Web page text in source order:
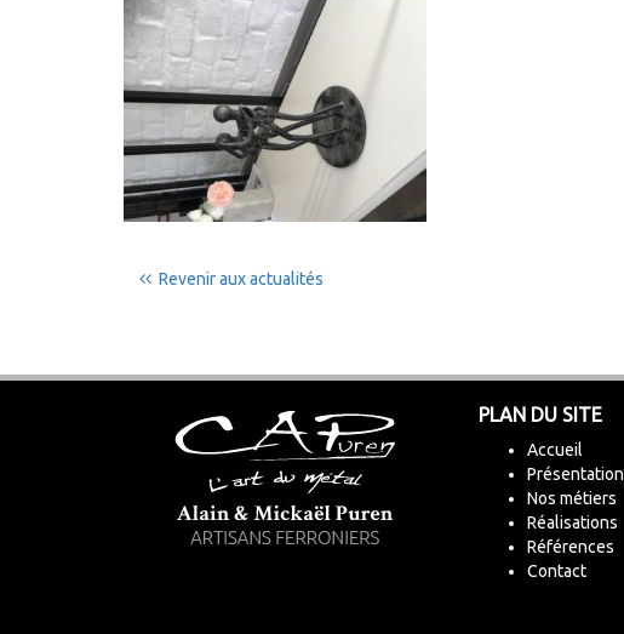
Revenir aux actualités
PLAN DU SITE
Accueil
Présentation
Nos métiers
Réalisations
Références
Contact